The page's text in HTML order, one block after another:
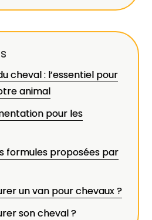
cheval : l’essentiel pour
animal
pour les
formules proposées par
un van pour chevaux ?
son cheval ?